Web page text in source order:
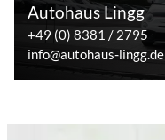
Autohaus Lingg
+49 (0) 8381 / 2795
info@autohaus-lingg.de